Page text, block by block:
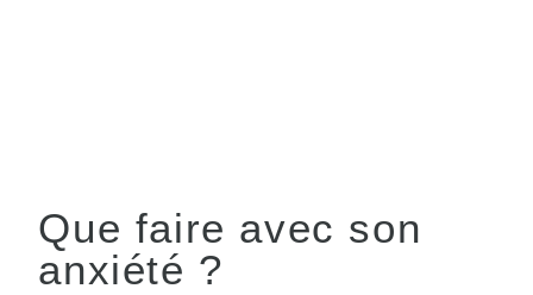
Que faire avec son
anxiété ?